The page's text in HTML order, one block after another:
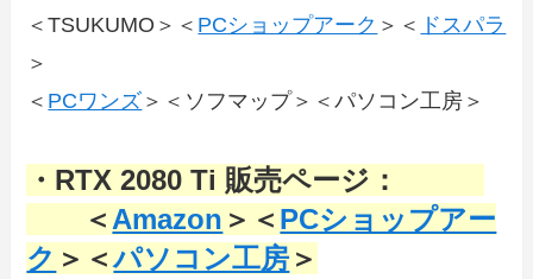
＜TSUKUMO＞＜ PCショップアーク ＞＜ ドスパラ
＞
＜ PCワンズ ＞＜ソフマップ＞＜パソコン工房＞
・RTX 2080 Ti 販売ページ：
＜ Amazon ＞＜ PCショップアー
ク ＞＜パソコン工房 ＞